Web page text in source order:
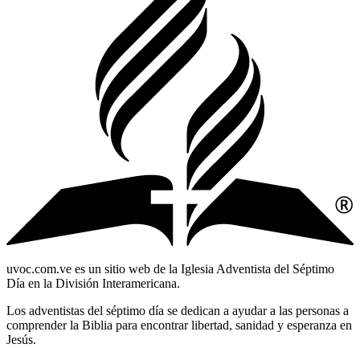
uvoc.com.ve es un sitio web de la Iglesia Adventista del Séptimo
Día en la División Interamericana.
Los adventistas del séptimo día se dedican a ayudar a las personas a
comprender la Biblia para encontrar libertad, sanidad y esperanza en
Jesús.